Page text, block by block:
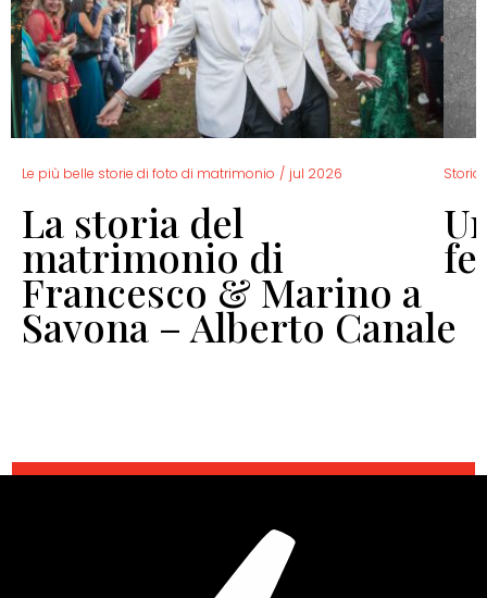
Le più belle storie di foto di matrimonio / jul 2026
La storia del
matrimonio di
Francesco & Marino a
Savona – Alberto Canale
Storia